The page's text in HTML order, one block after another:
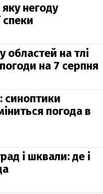
негоду
спеки
областей на тлі
на 7 серпня
синоптики
погода в
і шквали: де і